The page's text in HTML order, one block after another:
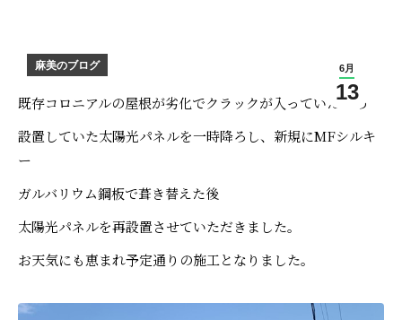
6月
13
麻美のブログ
既存コロニアルの屋根が劣化でクラックが入っていたため
設置していた太陽光パネルを一時降ろし、新規にMFシルキ
ー
ガルバリウム鋼板で葺き替えた後
太陽光パネルを再設置させていただきました。
お天気にも恵まれ予定通りの施工となりました。